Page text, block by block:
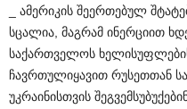
_ ამერიკის შეერთებულ
სცალია, მაგრამ ინერციით
საქართველოს
ჩავრთულიყავით რუსეთთან
უკრაინისთვის